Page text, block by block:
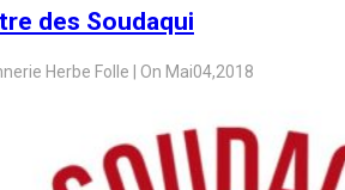
des Soudaqui
Herbe Folle On Mai04,2018